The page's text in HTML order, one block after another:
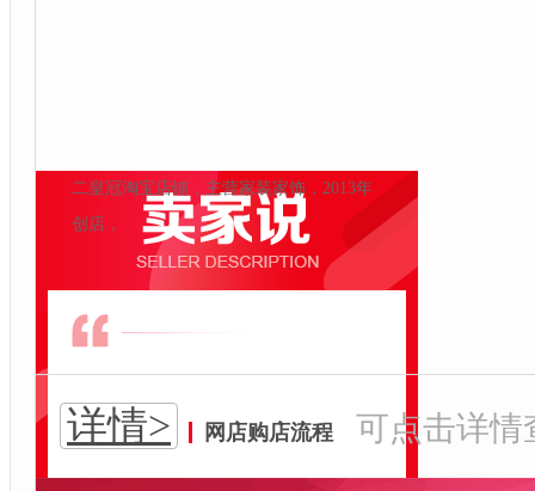
联系QQ：3002980304
联系经理
当前好评率：9.9
评价此客服
二皇冠淘宝店铺，主营家装家饰，2013年
创店，
详情> 网店购店流程 可点击详情